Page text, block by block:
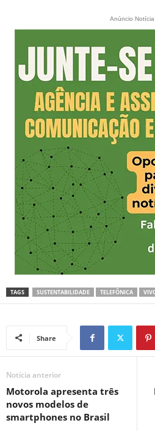
Anúncio
TAGS SUSTENTABILIDADE TELEFÔNICA
Share
Notícia anterior
Motorola apresenta três
novos modelos de
smartphones no Brasil